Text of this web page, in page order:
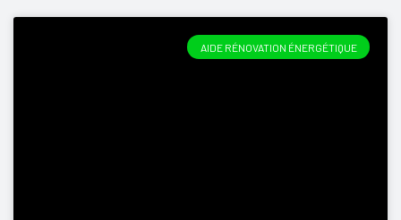
AIDE RÉNOVATION ÉNERGÉTIQUE